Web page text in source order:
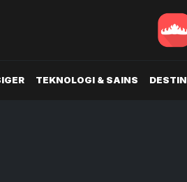
TEKNOLOGI & SAINS